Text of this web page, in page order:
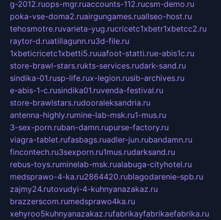
g-2012.ruops-mgr.ruaccounts-112.rucsm-demo.ru
poka-vse-doma2.ruairgungames.ruallseo-host.ru
tehosmotre.ruvarieta-yug.rucricetc1xbetr1xbetcc2.ru
raytor-d.ruatillagunn.ru3d-file.ru
1xbeticricetc1xbetti5.ruuafoot-statti.rue-abis1c.ru
store-brawl-stars.rukts-services.rudark-sand.ru
sindika-01.rusp-life.rux-legion.rusib-archives.ru
e-abis-1-c.rusindika01.ruvenda-festival.ru
store-brawlstars.rudooraleksandria.ru
antenna-highly.rumine-lab-msk.ru1-mus.ru
3-sex-porn.ruban-damn.rupurse-factory.ru
viagra-tablet.rufasbags.ruadler-jun.rubandamn.ru
fincontech.ru3sexporn.ru1mus.rudarksand.ru
rebus-toys.ruminelab-msk.rualabuga-cityhotel.ru
medsprawo-4-ka.ru2864420.rublagodarenie-spb.ru
zajmy24.rutovudyi-4-kuhnyanazakaz.ru
brazzerscom.rumedsprawo4ka.ru
xehyroo5kuhnyanazakaz.rufabrikayfabrikaefabrika.ru